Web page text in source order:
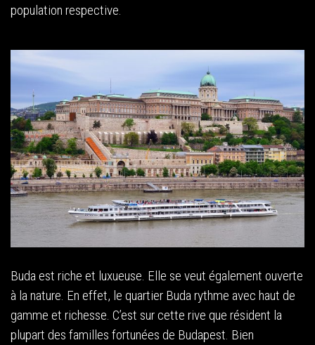
population respective.
Buda est riche et luxueuse. Elle se veut également ouverte
à la nature. En effet, le quartier Buda rythme avec haut de
gamme et richesse. C’est sur cette rive que résident la
plupart des familles fortunées de Budapest. Bien